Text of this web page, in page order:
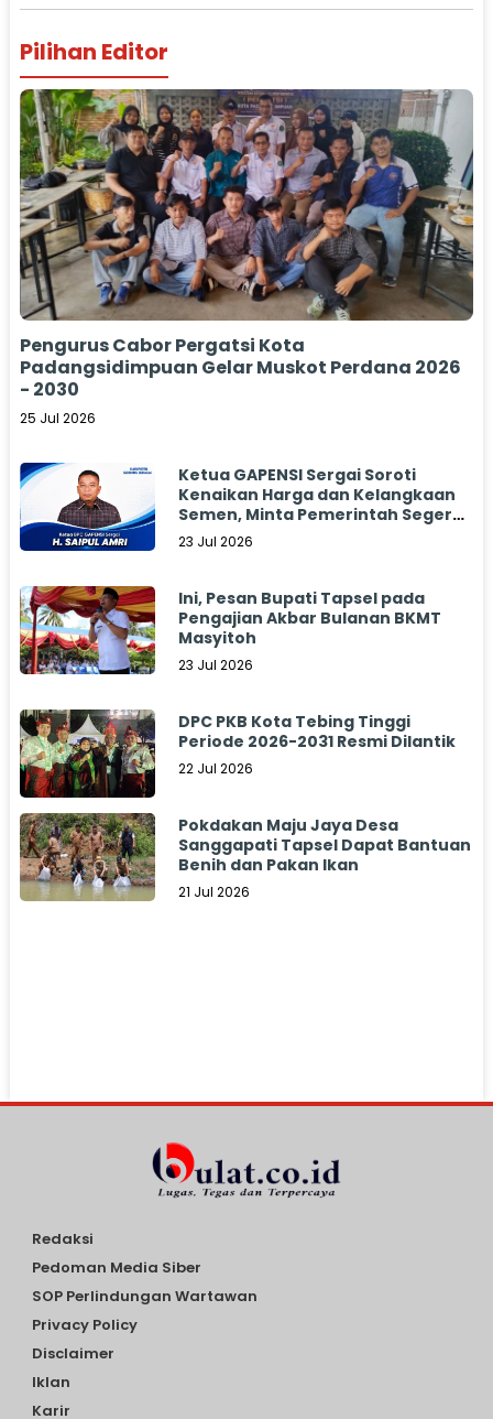
Pilihan Editor
Pengurus Cabor Pergatsi Kota
Padangsidimpuan Gelar Muskot Perdana 2026
- 2030
25 Jul 2026
Ketua GAPENSI Sergai Soroti
Kenaikan Harga dan Kelangkaan
Semen, Minta Pemerintah Segera
Bertindak
23 Jul 2026
Ini, Pesan Bupati Tapsel pada
Pengajian Akbar Bulanan BKMT
Masyitoh
23 Jul 2026
DPC PKB Kota Tebing Tinggi
Periode 2026-2031 Resmi Dilantik
22 Jul 2026
Pokdakan Maju Jaya Desa
Sanggapati Tapsel Dapat Bantuan
Benih dan Pakan Ikan
21 Jul 2026
Redaksi
Pedoman Media Siber
SOP Perlindungan Wartawan
Privacy Policy
Disclaimer
Iklan
Karir